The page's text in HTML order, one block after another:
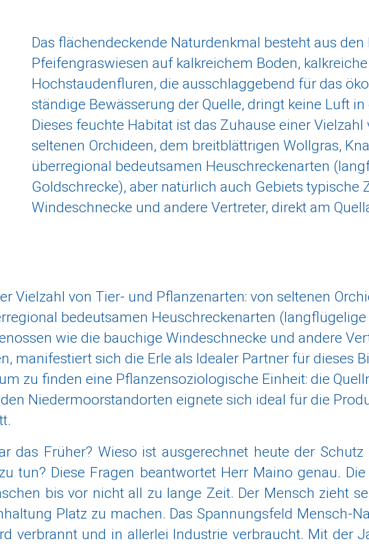
Das flächendeckende Naturdenkmal besteht aus den
Pfeifengraswiesen auf kalkreichem Boden,
Hochstaudenfluren, die ausschlaggebend für das
ständige Bewässerung der Quelle, dringt keine Luft
Dieses feuchte Habitat ist das Zuhause einer
seltenen Orchideen, dem breitblättrigen Wollgras,
überregional bedeutsamen Heuschreckenarten
Goldschrecke), aber natürlich auch Gebiets typische
Windeschnecke und andere Vertreter, direkt am
Vielzahl von Tier- und Pflanzenarten: von seltenen
bedeutsamen Heuschreckenarten
wie die bauchige Windeschnecke und andere
manifestiert sich die Erle als Idealer Partner für dieses
zu finden eine Pflanzensoziologische Einheit: die
Niedermoorstandorten eignete sich ideal für die
das Früher? Wieso ist ausgerechnet heute der
tun? Diese Fragen beantwortet Herr Maino genau.
bis vor nicht all zu lange Zeit. Der Mensch zieht
Platz zu machen. Das Spannungsfeld Mensch-
verbrannt und in allerlei Industrie verbraucht. Mit der